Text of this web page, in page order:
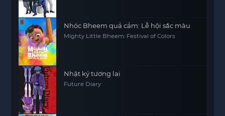
Nhóc Bheem quả cảm: Lễ hội sắc màu
Mighty Little Bheem: Festival of Colors
Nhật ký tương lai
Future Diary